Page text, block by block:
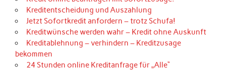
Kreditentscheidung und Auszahlung
Jetzt Sofortkredit anfordern – trotz Schufa!
Kreditwünsche werden wahr – Kredit ohne Auskunft
Kreditablehnung – verhindern – Kreditzusage
bekommen
24 Stunden online Kreditanfrage für „Alle“